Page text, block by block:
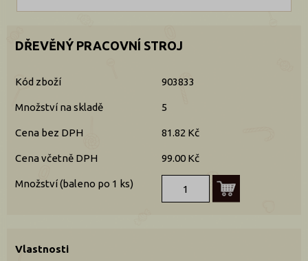
DŘEVĚNÝ PRACOVNÍ STROJ
Kód zboží 903833
Množství na skladě 5
Cena bez DPH 81.82 Kč
Cena včetně DPH 99.00 Kč
Množství (baleno po 1 ks)
Vlastnosti